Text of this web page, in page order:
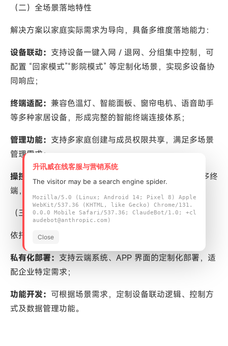
（二）全场景落地特性
解决方案以家庭实际需求为导向，具备多维度落地能力：
设备联动： 支持设备一键入网 / 退网、分组集中控制，可
配置 “回家模式”“影院模式” 等定制化场景，实现多设备协
同响应；
终端适配： 兼容色温灯、智能面板、窗帘电机、语音助手
等多种家居设备，形成完整的智能终端连接体系；
管理功能： 支持多家庭创建与成员权限共享，满足多场景
管理需求；
操控渠道： 覆盖 Android APP、iOS APP 及小程序等多终
端，实现设备的随时随地管理。
（三）定制化服务能力
依托 APP 与核心模组的自研基础，可提供差异化服务：
私有化部署： 支持云端系统、APP 界面的定制化部署，适
配企业特定需求；
功能开发： 可根据场景需求，定制设备联动逻辑、控制方
式及数据管理功能。
升讯威在线客服与营销系统
The visitor may be a search engine spider.
Mozilla/5.0 (Linux; Android 14; Pixel 8) Apple
WebKit/537.36 (KHTML, like Gecko) Chrome/131.
0.0.0 Mobile Safari/537.36; ClaudeBot/1.0; +cl
audebot@anthropic.com)
Close